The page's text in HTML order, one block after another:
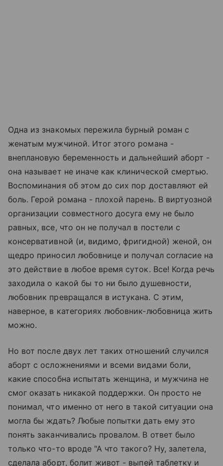
Одна из знакомых пережила бурный роман с
женатым мужчиной. Итог этого романа -
внеплановую беременность и дальнейший аборт -
она называет не иначе как клинической смертью.
Воспоминания об этом до сих пор доставляют ей
боль. Герой романа - плохой парень. В виртуозной
организации совместного досуга ему не было
равных, все, что он не получал в постели с
консервативной (и, видимо, фригидной) женой, он
щедро приносил любовнице и получал согласие на
это действие в любое время суток. Все! Когда речь
заходила о какой бы то ни было душевности,
любовник превращался в истукана. С этим,
наверное, в категориях любовник-любовница жить
можно.
Но вот после двух лет таких отношений случился
аборт с осложнениями и всеми видами боли,
какие способна испытать женщина, и мужчина не
смог оказать никакой поддержки. Он просто не
понимал, что именно от него в такой ситуации она
могла бы ждать? Любые попытки дать ему это
понять заканчивались провалом. В ответ было
только что-то вроде "А что такого? Ну, залетела,
сделала аборт, болит живот - выпей таблетку и